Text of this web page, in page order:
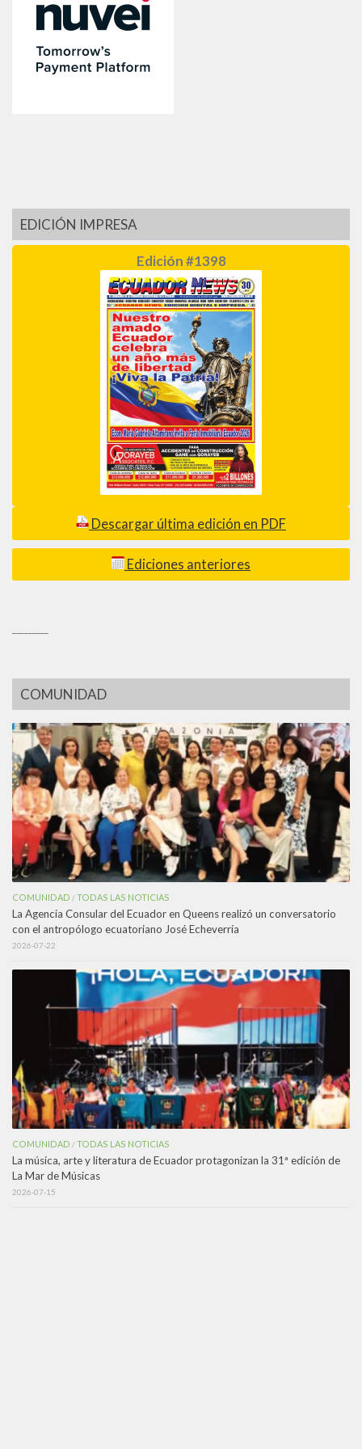
EDICIÓN IMPRESA
Edición #1398
Descargar última edición en PDF
Ediciones anteriores
COMUNIDAD
COMUNIDAD /TODAS LAS NOTICIAS
La Agencia Consular del Ecuador en Queens realizó un conversatorio
con el antropólogo ecuatoriano José Echeverría
2026-07-22
COMUNIDAD /TODAS LAS NOTICIAS
La música, arte y literatura de Ecuador protagonizan la 31ª edición de
La Mar de Músicas
2026-07-15